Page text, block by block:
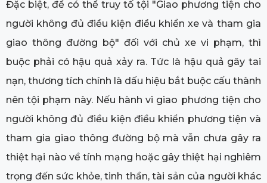
Đặc biệt, để có thể truy tố tội "Giao phương tiện cho
người không đủ điều kiện điều khiển xe và tham gia
giao thông đường bộ" đối với chủ xe vi phạm, thì
buộc phải có hậu quả xảy ra. Tức là hậu quả gây tai
nạn, thương tích chính là dấu hiệu bắt buộc cấu thành
nên tội phạm này. Nếu hành vi giao phương tiện cho
người không đủ điều kiện điều khiển phương tiện và
tham gia giao thông đường bộ mà vẫn chưa gây ra
thiệt hại nào về tính mạng hoặc gây thiệt hại nghiêm
trọng đến sức khỏe, tinh thần, tài sản của người khác